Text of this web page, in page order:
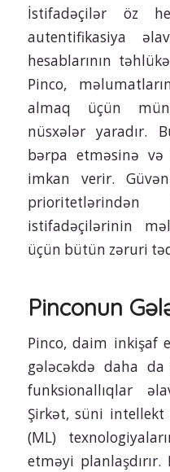
İstifadəçilər öz
autentifikasiya
hesablarının
Pinco,
almaq üçün
nüsxələr yaradır.
bərpa etməsinə
imkan verir.
istifadəçilərinin
üçün bütün zəruri
Pinconun
Pinco, daim inkişaf
gələcəkdə daha
funksionallıqlar
Şirkət, süni intellekt
(ML)
etməyi planlaşdırır.